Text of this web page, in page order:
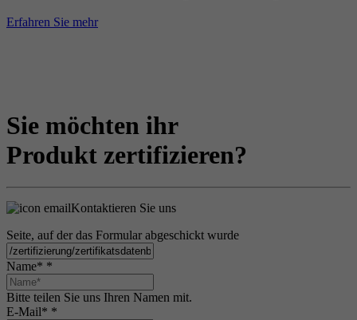
Erfahren Sie mehr
Sie möchten ihr
Produkt zertifizieren?
Kontaktieren Sie uns
Seite, auf der das Formular abgeschickt wurde
Name* *
Bitte teilen Sie uns Ihren Namen mit.
E-Mail* *